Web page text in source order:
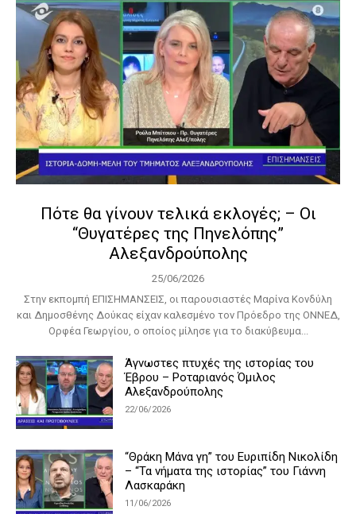
Πότε θα γίνουν τελικά εκλογές; – Οι
“Θυγατέρες της Πηνελόπης”
Αλεξανδρούπολης
25/06/2026
Στην εκπομπή ΕΠΙΣΗΜΑΝΣΕΙΣ, οι παρουσιαστές Μαρίνα Κονδύλη
και Δημοσθένης Δούκας είχαν καλεσμένο τον Πρόεδρο της ΟΝΝΕΔ,
Ορφέα Γεωργίου, ο οποίος μίλησε για το διακύβευμα...
Άγνωστες πτυχές της ιστορίας του
Έβρου – Ροταριανός Όμιλος
Αλεξανδρούπολης
22/06/2026
“Θράκη Μάνα γη” του Ευριπίδη Νικολίδη
– “Τα νήματα της ιστορίας” του Γιάννη
Λασκαράκη
11/06/2026